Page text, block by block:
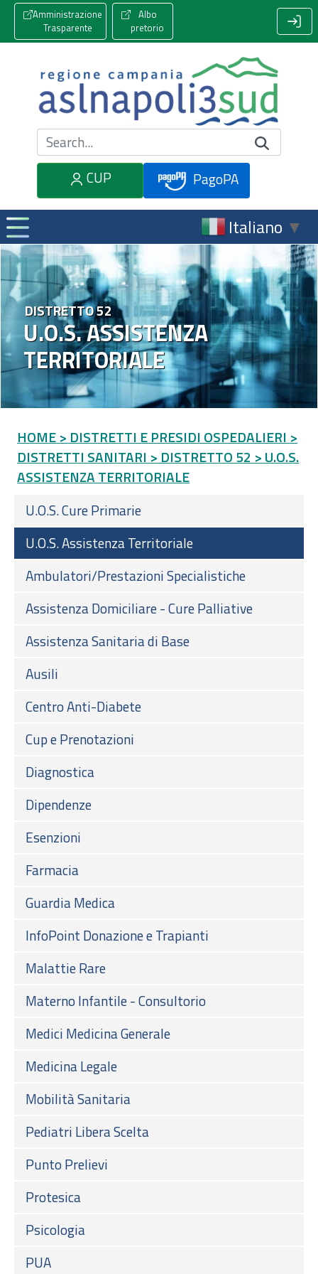
Amministrazione
Trasparente
Albo
pretorio
Cerca nel sito
CUP
PagoPA
Italiano ▼
U.O.S. ASSISTENZA
TERRITORIALE
DISTRETTO 52
HOME > DISTRETTI E PRESIDI OSPEDALIERI >
DISTRETTI SANITARI > DISTRETTO 52 > U.O.S.
ASSISTENZA TERRITORIALE
U.O.S. Cure Primarie
U.O.S. Assistenza Territoriale
Ambulatori/Prestazioni Specialistiche
Assistenza Domiciliare - Cure Palliative
Assistenza Sanitaria di Base
Ausili
Centro Anti-Diabete
Cup e Prenotazioni
Diagnostica
Dipendenze
Esenzioni
Farmacia
Guardia Medica
InfoPoint Donazione e Trapianti
Malattie Rare
Materno Infantile - Consultorio
Medici Medicina Generale
Medicina Legale
Mobilità Sanitaria
Pediatri Libera Scelta
Punto Prelievi
Protesica
Psicologia
PUA